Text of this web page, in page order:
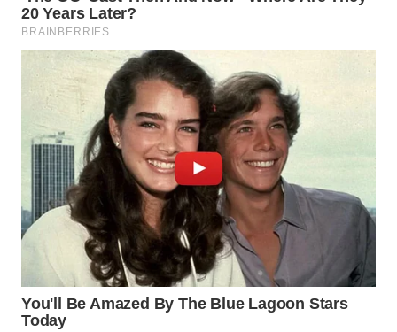
WN
LABUANBAJO
WN
BORNEO
Wahana
Media
Group
WAHANA
WAHANA
TANI